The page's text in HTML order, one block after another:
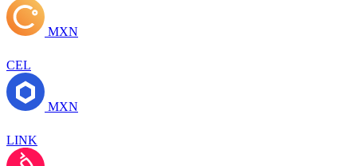
MXN
CEL
MXN
LINK